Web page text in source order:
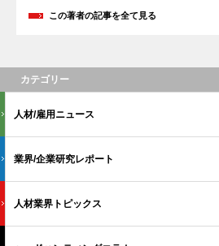
この著者の記事を全て見る
カテゴリー
人材/雇用ニュース
業界/企業研究レポート
人材業界トピックス